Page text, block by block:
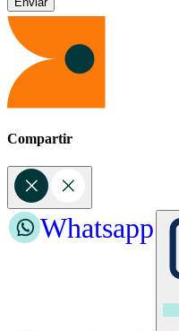
Compartir
Whatsapp